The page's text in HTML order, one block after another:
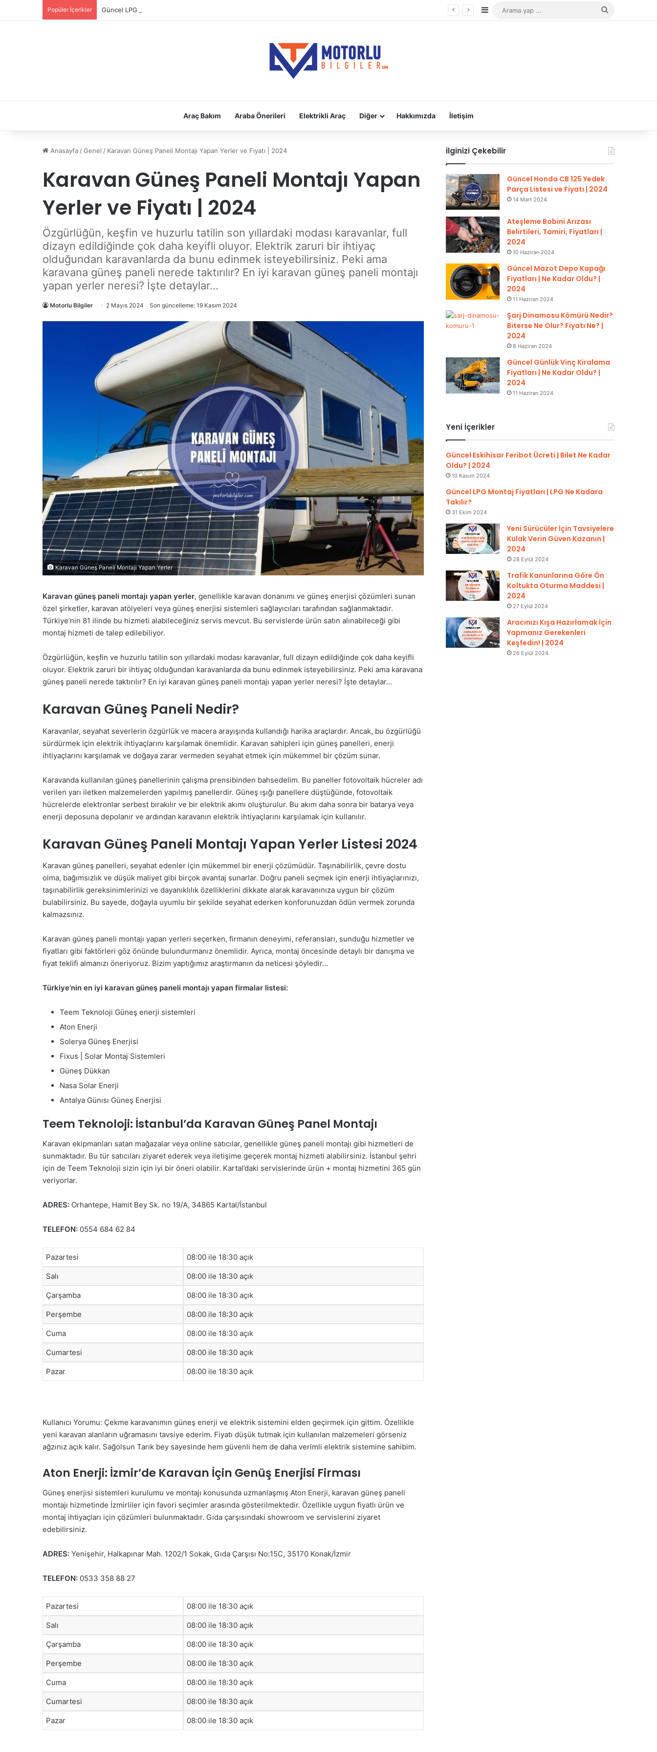
Popüler İçerikler Güncel LPG Montaj Fiyatları | LPG Ne Kadara Takılır? Kenar Bölmesi
Araç Bakım Araba Önerileri Elektrikli Araç Diğer Hakkımızda İletişim
Anasayfa /Genel / Karavan Güneş Paneli Montajı Yapan Yerler ve Fiyatı | 2024
Karavan Güneş Paneli Montajı Yapan
Yerler ve Fiyatı | 2024
Özgürlüğün, keşfin ve huzurlu tatilin son yıllardaki modası karavanlar, full
dizayn edildiğinde çok daha keyifli oluyor. Elektrik zaruri bir ihtiyaç
olduğundan karavanlarda da bunu edinmek isteyebilirsiniz. Peki ama
karavana güneş paneli nerede taktırılır? En iyi karavan güneş paneli montajı
yapan yerler neresi? İşte detaylar…
Motorlu Bilgiler 2 Mayıs 2024 Son güncelleme: 19 Kasım 2024
Karavan Güneş Paneli Montajı Yapan Yerler
Karavan güneş paneli montajı yapan yerler, genellikle karavan donanımı ve güneş enerjisi çözümleri sunan
özel şirketler, karavan atölyeleri veya güneş enerjisi sistemleri sağlayıcıları tarafından sağlanmaktadır.
Türkiye’nin 81 ilinde bu hizmeti alabileceğiniz servis mevcut. Bu servislerde ürün satın alınabileceği gibi
montaj hizmeti de talep edilebiliyor.
Özgürlüğün, keşfin ve huzurlu tatilin son yıllardaki modası karavanlar, full dizayn edildiğinde çok daha keyifli
oluyor. Elektrik zaruri bir ihtiyaç olduğundan karavanlarda da bunu edinmek isteyebilirsiniz. Peki ama karavana
güneş paneli nerede taktırılır? En iyi karavan güneş paneli montajı yapan yerler neresi? İşte detaylar…
Karavan Güneş Paneli Nedir?
Karavanlar, seyahat severlerin özgürlük ve macera arayışında kullandığı harika araçlardır. Ancak, bu özgürlüğü
sürdürmek için elektrik ihtiyaçlarını karşılamak önemlidir. Karavan sahipleri için güneş panelleri, enerji
ihtiyaçlarını karşılamak ve doğaya zarar vermeden seyahat etmek için mükemmel bir çözüm sunar.
Karavanda kullanılan güneş panellerinin çalışma prensibinden bahsedelim. Bu paneller fotovoltaik hücreler adı
verilen yarı iletken malzemelerden yapılmış panellerdir. Güneş ışığı panellere düştüğünde, fotovoltaik
hücrelerde elektronlar serbest bırakılır ve bir elektrik akımı oluşturulur. Bu akım daha sonra bir batarya veya
enerji deposuna depolanır ve ardından karavanın elektrik ihtiyaçlarını karşılamak için kullanılır.
Karavan Güneş Paneli Montajı Yapan Yerler Listesi 2024
Karavan güneş panelleri, seyahat edenler için mükemmel bir enerji çözümüdür. Taşınabilirlik, çevre dostu
olma, bağımsızlık ve düşük maliyet gibi birçok avantaj sunarlar. Doğru paneli seçmek için enerji ihtiyaçlarınızı,
taşınabilirlik gereksinimlerinizi ve dayanıklılık özelliklerini dikkate alarak karavanınıza uygun bir çözüm
bulabilirsiniz. Bu sayede, doğayla uyumlu bir şekilde seyahat ederken konforunuzdan ödün vermek zorunda
kalmazsınız.
Karavan güneş paneli montajı yapan yerleri seçerken, firmanın deneyimi, referansları, sunduğu hizmetler ve
fiyatları gibi faktörleri göz önünde bulundurmanız önemlidir. Ayrıca, montaj öncesinde detaylı bir danışma ve
fiyat teklifi almanızı öneriyoruz. Bizim yaptığımız araştırmanın da neticesi şöyledir…
Türkiye’nin en iyi karavan güneş paneli montajı yapan firmalar listesi:
Teem Teknoloji Güneş enerji sistemleri
Aton Enerji
Solerya Güneş Enerjisi
Fixus | Solar Montaj Sistemleri
Güneş Dükkan
Nasa Solar Enerji
Antalya Günısı Güneş Enerjisi
Teem Teknoloji: İstanbul’da Karavan Güneş Panel Montajı
Karavan ekipmanları satan mağazalar veya online satıcılar, genellikle güneş paneli montajı gibi hizmetleri de
sunmaktadır. Bu tür satıcıları ziyaret ederek veya iletişime geçerek montaj hizmeti alabilirsiniz. İstanbul şehri
için de Teem Teknoloji sizin için iyi bir öneri olabilir. Kartal’daki servislerinde ürün + montaj hizmetini 365 gün
veriyorlar.
ADRES: Orhantepe, Hamit Bey Sk. no 19/A, 34865 Kartal/İstanbul
TELEFON: 0554 684 62 84
Pazartesi 08:00 ile 18:30 açık
Salı 08:00 ile 18:30 açık
Çarşamba 08:00 ile 18:30 açık
Perşembe 08:00 ile 18:30 açık
Cuma 08:00 ile 18:30 açık
Cumartesi 08:00 ile 18:30 açık
Pazar 08:00 ile 18:30 açık
Kullanıcı Yorumu: Çekme karavanımın güneş enerji ve elektrik sistemini elden geçirmek için gittim. Özellikle
yeni karavan alanların uğramasını tavsiye ederim. Fiyatı düşük tutmak için kullanılan malzemeleri görseniz
ağzınız açık kalır. Sağolsun Tarık bey sayesinde hem güvenli hem de daha verimli elektrik sistemine sahibim.
Aton Enerji: İzmir’de Karavan İçin Genüş Enerjisi Firması
Güneş enerjisi sistemleri kurulumu ve montajı konusunda uzmanlaşmış Aton Enerji, karavan güneş paneli
montajı hizmetinde İzmirliler için favori seçimler arasında gösterilmektedir. Özellikle uygun fiyatlı ürün ve
montaj ihtiyaçları için çözümleri bulunmaktadır. Gıda çarşısındaki showroom ve servislerini ziyaret
edebilirsiniz.
ADRES: Yenişehir, Halkapınar Mah. 1202/1 Sokak, Gıda Çarşısı No:15C, 35170 Konak/İzmir
TELEFON: 0533 358 88 27
Pazartesi 08:00 ile 18:30 açık
Salı 08:00 ile 18:30 açık
Çarşamba 08:00 ile 18:30 açık
Perşembe 08:00 ile 18:30 açık
Cuma 08:00 ile 18:30 açık
Cumartesi 08:00 ile 18:30 açık
Pazar 08:00 ile 18:30 açık
İlginizi Çekebilir
Güncel Honda CB 125 Yedek
Parça Listesi ve Fiyatı | 2024
14 Mart 2024
Ateşleme Bobini Arızası
Belirtileri, Tamiri, Fiyatları |
2024
10 Haziran 2024
Güncel Mazot Depo Kapağı
Fiyatları | Ne Kadar Oldu? |
2024
11 Haziran 2024
Şarj Dinamosu Kömürü Nedir?
Biterse Ne Olur? Fiyatı Ne? |
2024
8 Haziran 2024
Güncel Günlük Vinç Kiralama
Fiyatları | Ne Kadar Oldu? |
2024
11 Haziran 2024
Yeni İçerikler
Güncel Eskihisar Feribot Ücreti | Bilet Ne Kadar
Oldu? | 2024
10 Kasım 2024
Güncel LPG Montaj Fiyatları | LPG Ne Kadara
Takılır?
31 Ekim 2024
Yeni Sürücüler İçin Tavsiyelere
Kulak Verin Güven Kazanın |
2024
28 Eylül 2024
Trafik Kanunlarına Göre Ön
Koltukta Oturma Maddesi |
2024
27 Eylül 2024
Aracınızı Kışa Hazırlamak İçin
Yapmanız Gerekenleri
Keşfedin! | 2024
26 Eylül 2024